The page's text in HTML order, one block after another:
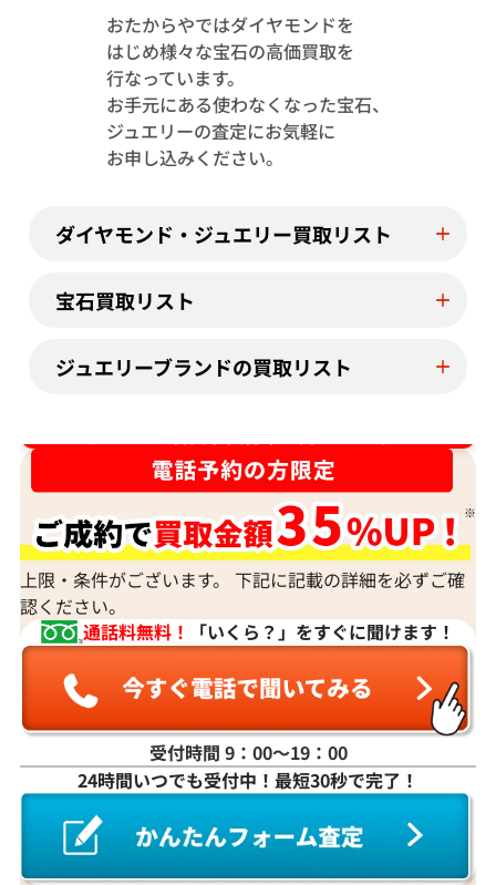
Pt･Pm900 トルマリン・ダイヤモンド
1.13・D0.08ct
参考買取価格
2026年7月11日時点
参考買取価格
おたからやではダイヤモンドを
はじめ様々な宝石の高価買取を
行なっています。
お手元にある使わなくなった宝石、
ジュエリーの査定にお気軽に
お申し込みください。
ダイヤモンド・ジュエリー買取リスト
宝石買取リスト
ジュエリーブランドの買取リスト
上限・条件がございます。 下記に記載の詳細を必ずご確
認ください。
通話料無料！
「いくら？」をすぐに聞けます！
受付時間 9：00〜19：00
24時間いつでも受付中！最短30秒で完了！